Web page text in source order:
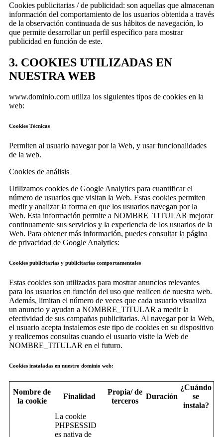
Cookies publicitarias / de publicidad: son aquellas que almacenan
información del comportamiento de los usuarios obtenida a través
de la observación continuada de sus hábitos de navegación, lo
que permite desarrollar un perfil específico para mostrar
publicidad en función de este.
3. COOKIES UTILIZADAS EN
NUESTRA WEB
www.dominio.com utiliza los siguientes tipos de cookies en la
web:
Cookies Técnicas
Permiten al usuario navegar por la Web, y usar funcionalidades
de la web.
Cookies de análisis
Utilizamos cookies de Google Analytics para cuantificar el
número de usuarios que visitan la Web. Estas cookies permiten
medir y analizar la forma en que los usuarios navegan por la
Web. Esta información permite a NOMBRE_TITULAR mejorar
continuamente sus servicios y la experiencia de los usuarios de la
Web. Para obtener más información, puedes consultar la página
de privacidad de Google Analytics:
Cookies publicitarias y publicitarias comportamentales
Estas cookies son utilizadas para mostrar anuncios relevantes
para los usuarios en función del uso que realicen de nuestra web.
Además, limitan el número de veces que cada usuario visualiza
un anuncio y ayudan a NOMBRE_TITULAR a medir la
efectividad de sus campañas publicitarias. Al navegar por la Web,
el usuario acepta instalemos este tipo de cookies en su dispositivo
y realicemos consultas cuando el usuario visite la Web de
NOMBRE_TITULAR en el futuro.
Cookies instaladas en nuestro dominio web:
Nombre de
la cookie
Finalidad
Propia/ de
terceros
Duración
¿Cuándo
se
instala?
La cookie
PHPSESSID
es nativa de